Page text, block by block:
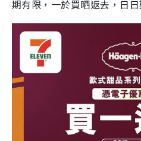
期有限，一於買晒返去，日